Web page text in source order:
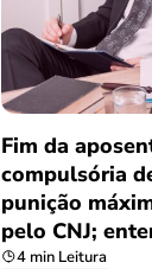
Fim da
compulsória
punição
pelo CNJ;
4 min Leitura